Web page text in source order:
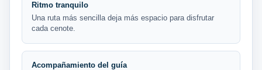
Ritmo tranquilo
Una ruta más sencilla deja más espacio para disfrutar
cada cenote.
Acompañamiento del guía